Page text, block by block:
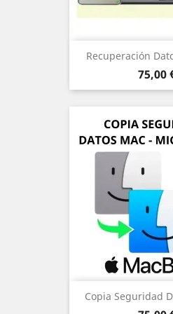
Recuperación
Precio
75,00
Copia Seguridad